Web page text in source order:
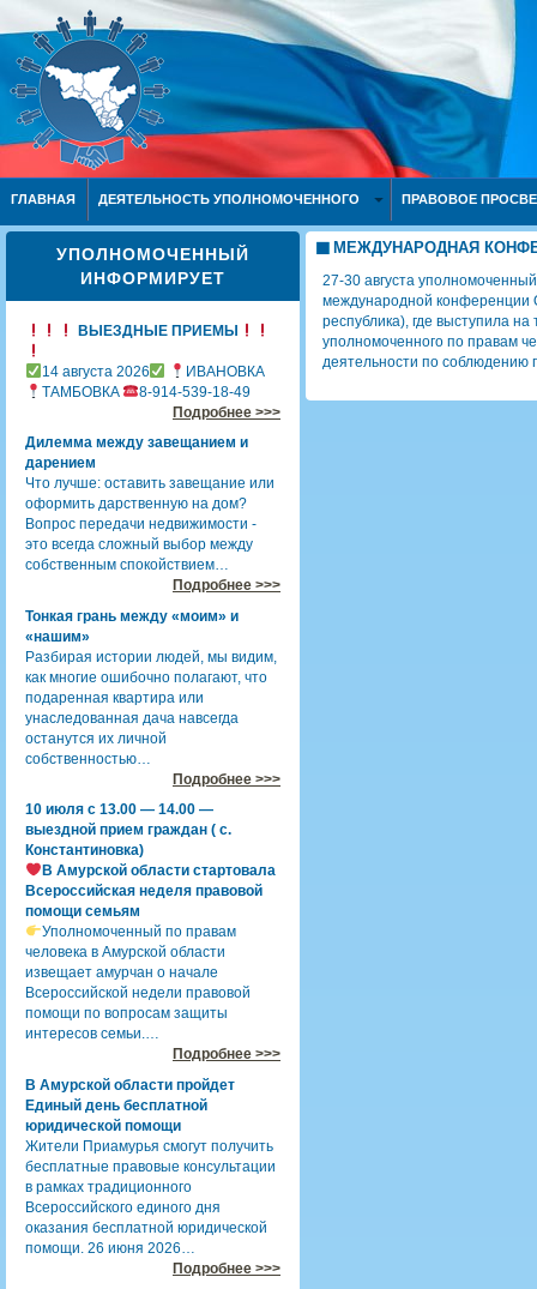
ГЛАВНАЯ ДЕЯТЕЛЬНОСТЬ УПОЛНОМОЧЕННОГО ПРАВОВОЕ
УПОЛНОМОЧЕННЫЙ
ИНФОРМИРУЕТ
ВЫЕЗДНЫЕ ПРИЕМЫ
14 августа 2026
ИВАНОВКА
ТАМБОВКА
8-914-539-18-49
Подробнее >>>
Дилемма между завещанием и
дарением
Что лучше: оставить завещание или
оформить дарственную на дом?
Вопрос передачи недвижимости -
это всегда сложный выбор между
собственным спокойствием…
Подробнее >>>
Тонкая грань между «моим» и
«нашим»
Разбирая истории людей, мы видим,
как многие ошибочно полагают, что
подаренная квартира или
унаследованная дача навсегда
останутся их личной
собственностью…
Подробнее >>>
10 июля с 13.00 — 14.00 —
выездной прием граждан ( с.
Константиновка)
В Амурской области стартовала
Всероссийская неделя правовой
помощи семьям
Уполномоченный по правам
человека в Амурской области
извещает амурчан о начале
Всероссийской недели правовой
помощи по вопросам защиты
интересов семьи.…
Подробнее >>>
В Амурской области пройдет
Единый день бесплатной
юридической помощи
Жители Приамурья смогут получить
бесплатные правовые консультации
в рамках традиционного
Всероссийского единого дня
оказания бесплатной юридической
помощи. 26 июня 2026…
Подробнее >>>
МЕЖДУНАРОДНАЯ
27-30 августа
международной конференции
республика), где выступила
уполномоченного по правам
деятельности по соблюдению